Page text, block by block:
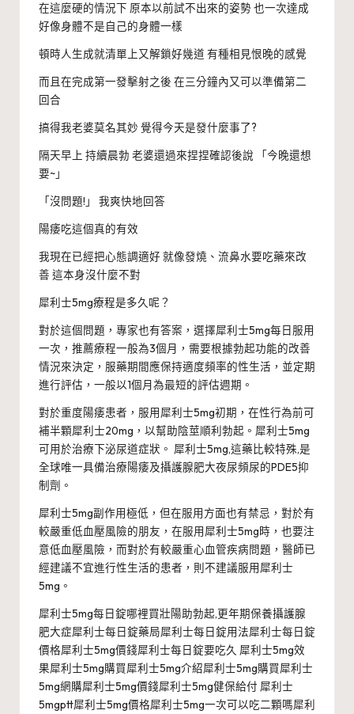
在這麼硬的情況下 原本以前試不出來的姿勢 也一次達成
好像身體不是自己的身體一樣
頓時人生成就清單上又解鎖好幾道 有種相見恨晚的感覺
而且在完成第一發擊射之後 在三分鐘內又可以準備第二
回合
搞得我老婆莫名其妙 覺得今天是發什麼事了?
隔天早上 持續晨勃 老婆還過來捏捏確認後說 「今晚還想
要~」
「沒問題!」 我爽快地回答
陽痿吃這個真的有效
我現在已經把心態調適好 就像發燒、流鼻水要吃藥來改
善 這本身沒什麼不對
犀利士5mg療程是多久呢？
對於這個問題，專家也有答案，選擇犀利士5mg每日服用
一次，推薦療程一般為3個月，需要根據勃起功能的改善
情況來決定，服藥期間應保持適度頻率的性生活，並定期
進行評估，一般以1個月為最短的評估週期。
對於重度陽痿患者，服用犀利士5mg初期，在性行為前可
補半顆犀利士20mg，以幫助陰莖順利勃起。犀利士5mg
可用於治療下泌尿道症狀。 犀利士5mg,這藥比較特殊,是
全球唯一具備治療陽痿及攝護腺肥大夜尿頻尿的PDE5抑
制劑。
犀利士5mg副作用極低，但在服用方面也有禁忌，對於有
較嚴重低血壓風險的朋友，在服用犀利士5mg時，也要注
意低血壓風險，而對於有較嚴重心血管疾病問題，醫師已
經建議不宜進行性生活的患者，則不建議服用犀利士
5mg。
犀利士5mg每日錠哪裡買壯陽助勃起,更年期保養攝護腺
肥大症犀利士每日錠藥局犀利士每日錠用法犀利士每日錠
價格犀利士5mg價錢犀利士每日錠要吃久 犀利士5mg效
果犀利士5mg購買犀利士5mg介紹犀利士5mg購買犀利士
5mg網購犀利士5mg價錢犀利士5mg健保給付 犀利士
5mgptt犀利士5mg價格犀利士5mg一次可以吃二顆嗎犀利